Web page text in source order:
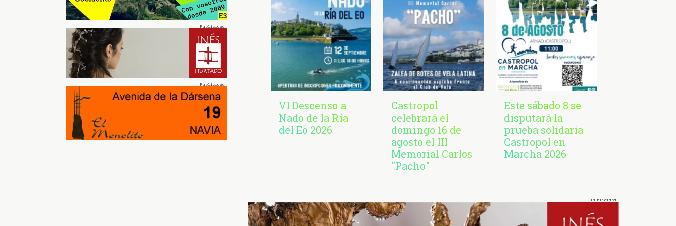
VI Descenso a
Nado de la Ría
del Eo 2026
Castropol
celebrará el
domingo 16 de
agosto el III
Memorial Carlos
"Pacho"
Este sábado 8 se
disputará la
prueba solidaria
Castropol en
Marcha 2026